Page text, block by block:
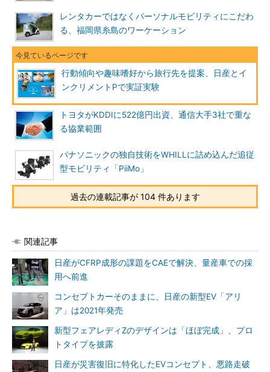
レンタカーではなくパーソナルモビリティにこだわ
る、福岡県糸島のワーケーション
行動傾向や趣味嗜好から旅行先を提案、日産とイ
ンクリメントPで実証実験
トヨタがKDDIに522億円出資、通信大手3社で重な
る協業範囲
パナソニックの独自技術をWHILLに詰め込んだ追従
型モビリティ「PiiMo」
過去の連載記事が 104 件あります
関連記事
日産がCFRP成形の課題をCAEで解決、量産車での採
用へ前進
コンセプトカーそのままに、日産の新型EV「アリ
ア」は2021年発売
新型フェアレディZのデザインは「ほぼ完成」、プロ
トタイプを披露
日産が災害復旧に特化したEVコンセプト、悪路走破